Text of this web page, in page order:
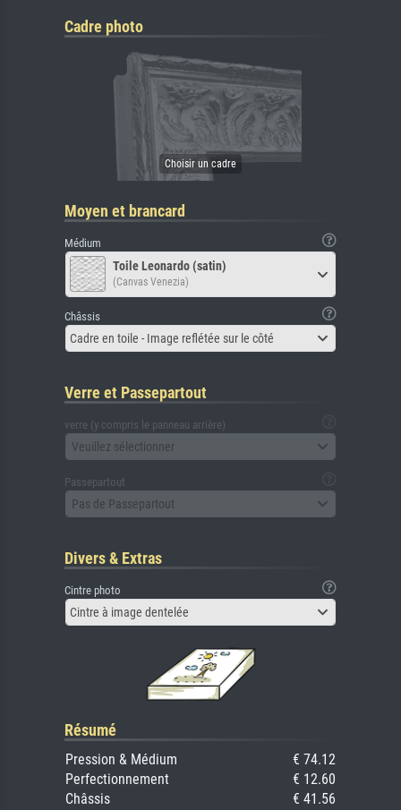
Cadre photo
Moyen et brancard
Médium
Toile Leonardo (satin)
(Canvas Venezia)
Châssis
Cadre en toile - Image reflétée sur le côté
Verre et Passepartout
verre (y compris le panneau arrière)
Veuillez sélectionner
Passepartout
Pas de Passepartout
Divers & Extras
Cintre photo
Cintre à image dentelée
Résumé
Pression & Médium
€ 74.12
Perfectionnement
€ 12.60
Châssis
€ 41.56